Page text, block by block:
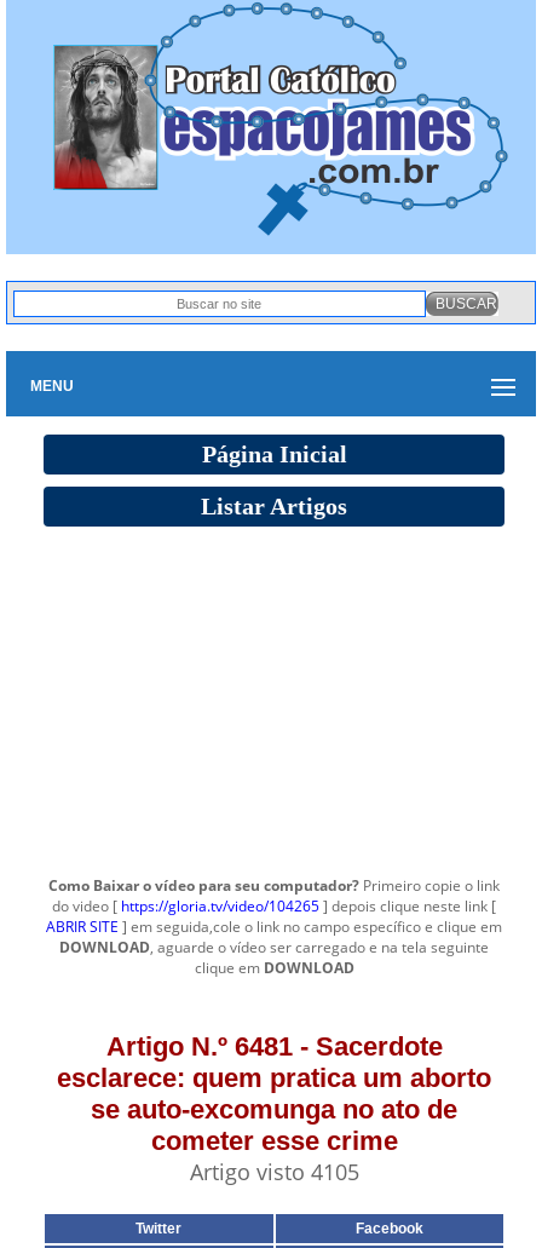
MENU
Página Inicial
Listar Artigos
Como Baixar o vídeo para seu computador? Primeiro copie o link
do video [ https://gloria.tv/video/104265] depois clique neste link [
ABRIR SITE ] em seguida,cole o link no campo específico e clique em
DOWNLOAD, aguarde o vídeo ser carregado e na tela seguinte
clique em DOWNLOAD
Artigo N.º 6481 - Sacerdote
esclarece: quem pratica um aborto
se auto-excomunga no ato de
cometer esse crime
Artigo visto 4105
Twitter
Facebook